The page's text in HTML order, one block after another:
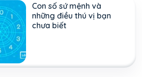
Con số sứ mệnh và
những điều thú vị bạn
chưa biết